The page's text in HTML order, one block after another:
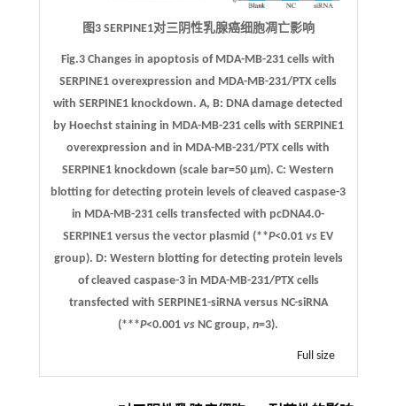
图3 SERPINE1对三阴性乳腺癌细胞凋亡影响
Fig.3 Changes in apoptosis of MDA-MB-231 cells with
SERPINE1 overexpression and MDA-MB-231/PTX cells
with SERPINE1 knockdown.A, B: DNA damage detected
by Hoechst staining in MDA-MB-231 cells with SERPINE1
overexpression and in MDA-MB-231/PTX cells with
SERPINE1 knockdown (scale bar=50 μm).C: Western
blotting for detecting protein levels of cleaved caspase-3
in MDA-MB-231 cells transfected with pcDNA4.0-
SERPINE1 versus the vector plasmid (**P<0.01vs EV
group). D: Western blotting for detecting protein levels
of cleaved caspase-3 in MDA-MB-231/PTX cells
transfected with SERPINE1-siRNA versus NC-siRNA
(***P<0.001vs NC group,n=3).
Full size